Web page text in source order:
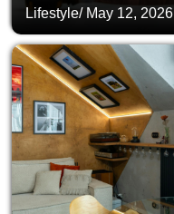
Lifestyle/ May 12, 2026